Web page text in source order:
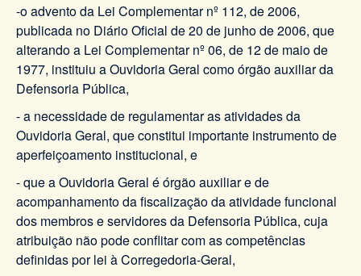
-o advento da Lei Complementar nº 112, de 2006,
publicada no Diário Oficial de 20 de junho de 2006, que
alterando a Lei Complementar nº 06, de 12 de maio de
1977, instituiu a Ouvidoria Geral como órgão auxiliar da
Defensoria Pública,
- a necessidade de regulamentar as atividades da
Ouvidoria Geral, que constitui importante instrumento de
aperfeiçoamento institucional, e
- que a Ouvidoria Geral é órgão auxiliar e de
acompanhamento da fiscalização da atividade funcional
dos membros e servidores da Defensoria Pública, cuja
atribuição não pode conflitar com as competências
definidas por lei à Corregedoria-Geral,